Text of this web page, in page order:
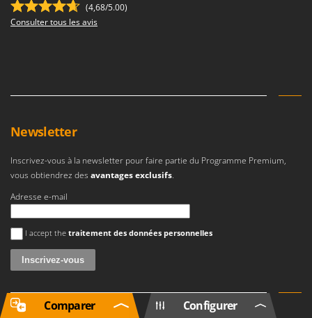
(4,68/5.00)
Consulter tous les avis
Newsletter
Inscrivez-vous à la newsletter pour faire partie du Programme Premium,
vous obtiendrez des avantages exclusifs.
Adresse e-mail
Une erreur est survenue
I accept the traitement des données personnelles
Configurer
Comparer